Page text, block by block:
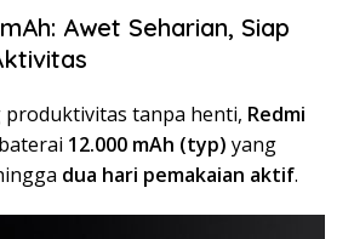
Awet Seharian, Siap
tanpa henti, Redmi
12.000 mAh (typ) yang
dua hari pemakaian aktif.